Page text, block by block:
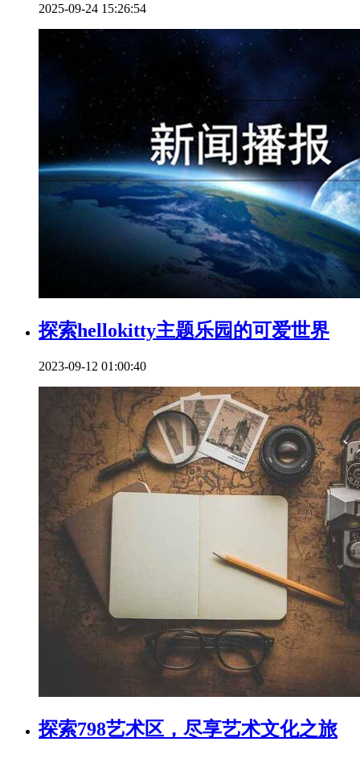
2025-09-24 15:26:54
探索hellokitty主题乐园的可爱世界
2023-09-12 01:00:40
探索798艺术区，尽享艺术文化之旅